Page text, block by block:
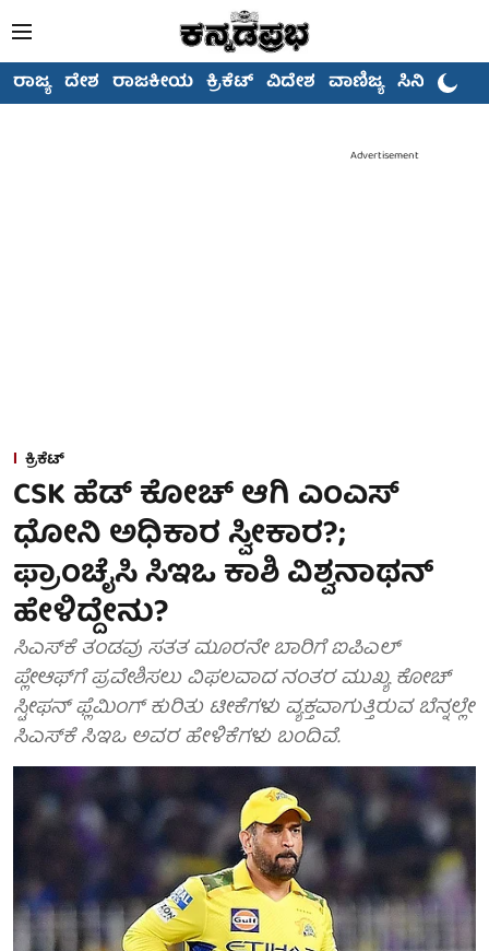
ರಾಜ್ಯ ದೇಶ ರಾಜಕೀಯ ಕ್ರಿಕೆಟ್ ವಿದೇಶ ವಾಣಿಜ್ಯ ಸಿನಿಮಾ
Advertisement
ಕ್ರಿಕೆಟ್
CSK ಹೆಡ್ ಕೋಚ್ ಆಗಿ ಎಂಎಸ್
ಧೋನಿ ಅಧಿಕಾರ ಸ್ವೀಕಾರ?;
ಫ್ರಾಂಚೈಸಿ ಸಿಇಒ ಕಾಶಿ ವಿಶ್ವನಾಥನ್
ಹೇಳಿದ್ದೇನು?
ಸಿಎಸ್‌ಕೆ ತಂಡವು ಸತತ ಮೂರನೇ ಬಾರಿಗೆ ಐಪಿಎಲ್
ಪ್ಲೇಆಫ್‌ಗೆ ಪ್ರವೇಶಿಸಲು ವಿಫಲವಾದ ನಂತರ ಮುಖ್ಯ ಕೋಚ್
ಸ್ಟೀಫನ್ ಫ್ಲೆಮಿಂಗ್ ಕುರಿತು ಟೀಕೆಗಳು ವ್ಯಕ್ತವಾಗುತ್ತಿರುವ ಬೆನ್ನಲ್ಲೇ
ಸಿಎಸ್‌ಕೆ ಸಿಇಒ ಅವರ ಹೇಳಿಕೆಗಳು ಬಂದಿವೆ.